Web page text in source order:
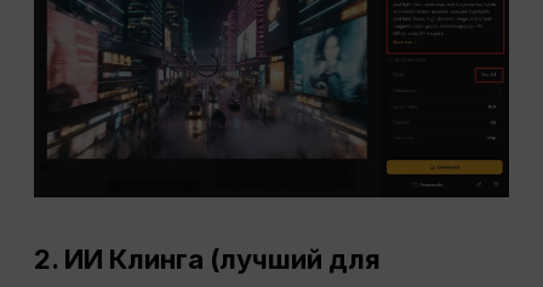
2. ИИ Клинга (лучший для